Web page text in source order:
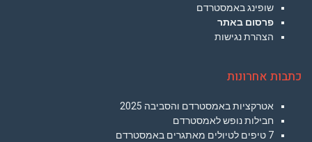
שופינג באמסטרדם
פרסום באתר
הצהרת נגישות
כתבות אחרונות
אטרקציות באמסטרדם והסביבה 2025
חבילות נופש לאמסטרדם
7 טיפים לטיולים מאתגרים באמסטרדם